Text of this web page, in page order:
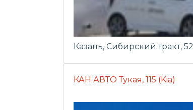
Казань, Сибирский тракт, 52
КАН АВТО Тукая, 115 (Kia)